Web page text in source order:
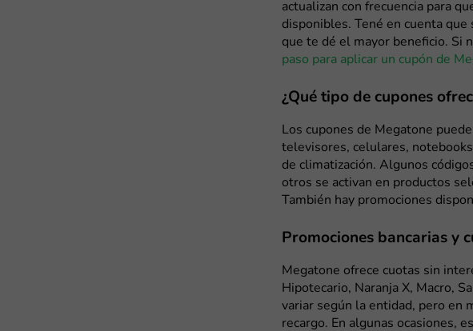
actualizan con frecuencia para
disponibles. Tené en cuenta
que te dé el mayor beneficio. Si
paso para aplicar un cupón de
¿Qué tipo de cupones
Los cupones de Megatone
televisores, celulares,
de climatización. Algunos
otros se activan en productos
También hay promociones
Promociones bancarias y
Megatone ofrece cuotas sin
Hipotecario, Naranja X, Macro,
variar según la entidad, pero en
recargo. En algunas ocasiones,